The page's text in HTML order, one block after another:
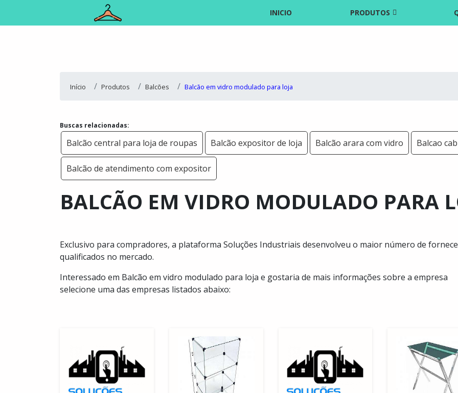
INICIO PRODUTOS
Início Produtos Balcões Balcão em vidro modulado para loja
Buscas relacionadas:
Balcão central para loja de roupas Balcão expositor de loja Balcão arara com vidro Balcao
Balcão de atendimento com expositor
BALCÃO EM VIDRO MODULADO PARA
Exclusivo para compradores, a plataforma Soluções Industriais desenvolveu o maior número de
qualificados no mercado.
Interessado em Balcão em vidro modulado para loja e gostaria de mais informações sobre a empresa
selecione uma das empresas listados abaixo: